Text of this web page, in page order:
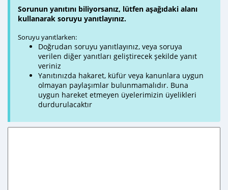
Sorunun yanıtını biliyorsanız, lütfen aşağıdaki alanı
kullanarak soruyu yanıtlayınız.
Soruyu yanıtlarken:
Doğrudan soruyu yanıtlayınız, veya soruya
verilen diğer yanıtları geliştirecek şekilde yanıt
veriniz
Yanıtınızda hakaret, küfür veya kanunlara uygun
olmayan paylaşımlar bulunmamalıdır. Buna
uygun hareket etmeyen üyelerimizin üyelikleri
durdurulacaktır